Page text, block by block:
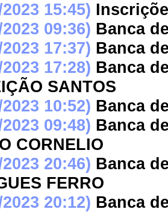
15:45)
09:36) Banca
17:37) Banca
17:28) Banca
SANTOS
10:52) Banca
09:48) Banca
CORNELIO
20:46) Banca
FERRO
20:12) Banca